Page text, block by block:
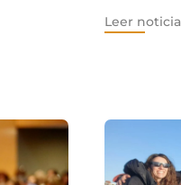
Leer noticia